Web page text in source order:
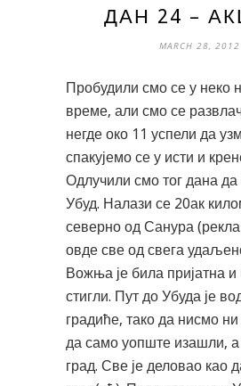
ДАН 24 –
MARCH 28, 2012
Пробудили смо се у неко
време, али смо се
негде око 11 успели да
спакујемо се у исти и
Одлучили смо тог дана
Убуд. Налази се 20ак
северно од Санура
овде све од свега
Вожња је била пријатна и
стигли. Пут до Убуда је
градиће, тако да нисмо
да само уопште изашли,
град. Све је деловао као